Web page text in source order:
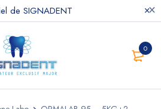
de SIGNADENT
0